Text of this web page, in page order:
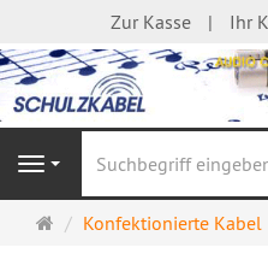
Zur Kasse Ihr
Navigation
Startseite
Konfektionierte Kabel